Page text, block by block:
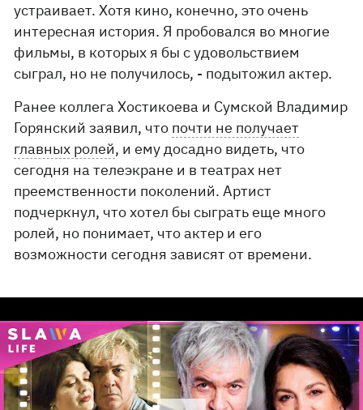
устраивает. Хотя кино, конечно, это очень
интересная история. Я пробовался во многие
фильмы, в которых я бы с удовольствием
сыграл, но не получилось, - подытожил актер.
Ранее коллега Хостикоева и Сумской Владимир
Горянский заявил, что почти не получает
главных ролей, и ему досадно видеть, что
сегодня на телеэкране и в театрах нет
преемственности поколений. Артист
подчеркнул, что хотел бы сыграть еще много
ролей, но понимает, что актер и его
возможности сегодня зависят от времени.